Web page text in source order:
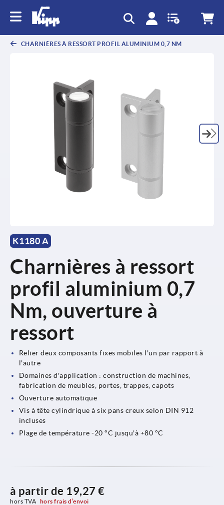
CHARNIÈRES À RESSORT PROFIL ALUMINIUM 0,7 NM
K1180 A
Charnières à ressort
profil aluminium 0,7
Nm, ouverture à
ressort
Relier deux composants fixes mobiles l'un par rapport à
l'autre
Domaines d'application : construction de machines,
fabrication de meubles, portes, trappes, capots
Ouverture automatique
Vis à tête cylindrique à six pans creux selon DIN 912
incluses
Plage de température -20 °C jusqu'à +80 °C
à partir de 19,27 €
hors TVA hors frais d’envoi